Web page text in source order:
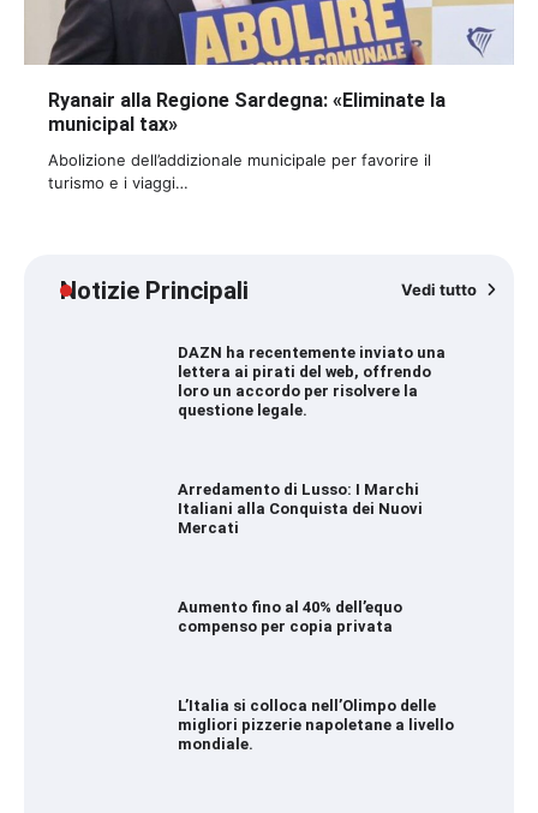
Ryanair alla Regione Sardegna: «Eliminate la
municipal tax»
Abolizione dell’addizionale municipale per favorire il
turismo e i viaggi…
Notizie Principali Vedi tutto
DAZN ha recentemente inviato una
lettera ai pirati del web, offrendo
loro un accordo per risolvere la
questione legale.
Arredamento di Lusso: I Marchi
Italiani alla Conquista dei Nuovi
Mercati
Aumento fino al 40% dell’equo
compenso per copia privata
L’Italia si colloca nell’Olimpo delle
migliori pizzerie napoletane a livello
mondiale.